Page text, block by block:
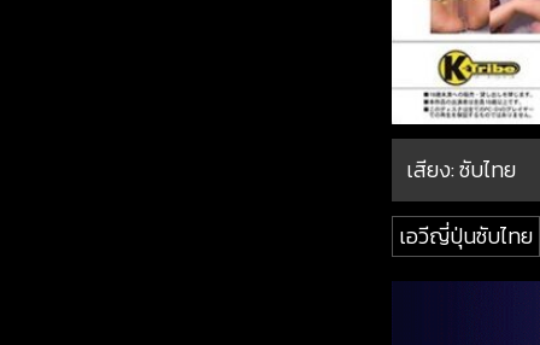
เสียง: ซับไทย
เอวีญี่ปุ่นซับไทย